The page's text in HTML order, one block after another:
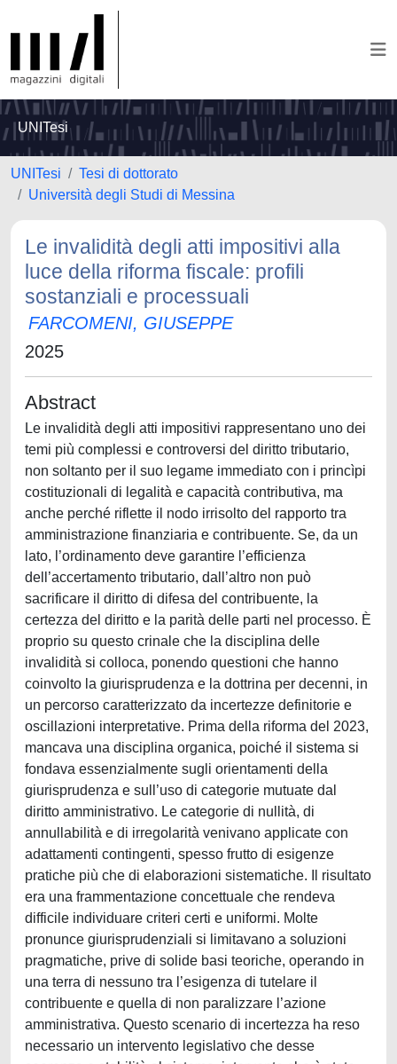
UNITesi
UNITesi
Tesi di dottorato
Università degli Studi di Messina
Le invalidità degli atti impositivi alla
luce della riforma fiscale: profili
sostanziali e processuali
FARCOMENI, GIUSEPPE
2025
Abstract
Le invalidità degli atti impositivi rappresentano uno dei
temi più complessi e controversi del diritto tributario,
non soltanto per il suo legame immediato con i princìpi
costituzionali di legalità e capacità contributiva, ma
anche perché riflette il nodo irrisolto del rapporto tra
amministrazione finanziaria e contribuente. Se, da un
lato, l’ordinamento deve garantire l’efficienza
dell’accertamento tributario, dall’altro non può
sacrificare il diritto di difesa del contribuente, la
certezza del diritto e la parità delle parti nel processo. È
proprio su questo crinale che la disciplina delle
invalidità si colloca, ponendo questioni che hanno
coinvolto la giurisprudenza e la dottrina per decenni, in
un percorso caratterizzato da incertezze definitorie e
oscillazioni interpretative. Prima della riforma del 2023,
mancava una disciplina organica, poiché il sistema si
fondava essenzialmente sugli orientamenti della
giurisprudenza e sull’uso di categorie mutuate dal
diritto amministrativo. Le categorie di nullità, di
annullabilità e di irregolarità venivano applicate con
adattamenti contingenti, spesso frutto di esigenze
pratiche più che di elaborazioni sistematiche. Il risultato
era una frammentazione concettuale che rendeva
difficile individuare criteri certi e uniformi. Molte
pronunce giurisprudenziali si limitavano a soluzioni
pragmatiche, prive di solide basi teoriche, operando in
una terra di nessuno tra l’esigenza di tutelare il
contribuente e quella di non paralizzare l’azione
amministrativa. Questo scenario di incertezza ha reso
necessario un intervento legislativo che desse